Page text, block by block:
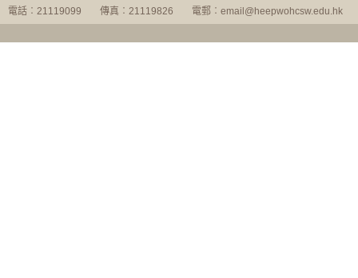
電話︰21119099
傳真︰21119826 電郵︰email@heepwohcsw.edu.hk